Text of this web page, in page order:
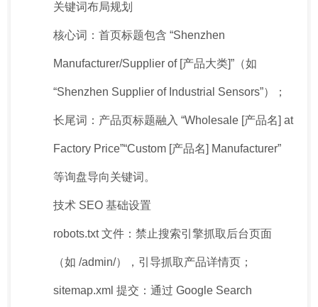
关键词布局规划
核心词：首页标题包含 “Shenzhen
Manufacturer/Supplier of [产品大类]”（如
“Shenzhen Supplier of Industrial Sensors”）；
长尾词：产品页标题融入 “Wholesale [产品名] at
Factory Price”“Custom [产品名] Manufacturer”
等询盘导向关键词。
技术 SEO 基础设置
robots.txt 文件：禁止搜索引擎抓取后台页面
（如 /admin/），引导抓取产品详情页；
sitemap.xml 提交：通过 Google Search